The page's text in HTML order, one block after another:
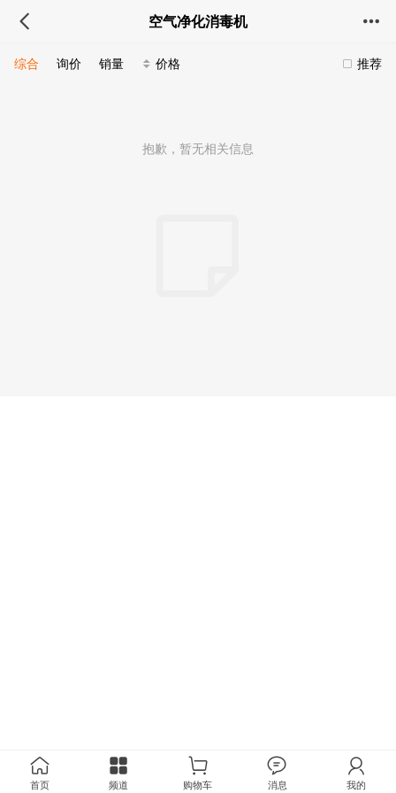
空气净化消毒机
推荐
综合 询价 销量 价格
抱歉，暂无相关信息
首页 频道 购物车 消息 我的